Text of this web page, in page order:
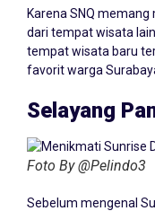
Karena SNQ
dari tempat wisata
tempat wisata baru
favorit warga
Selayang
Foto By @Pelindo3
Sebelum mengenal